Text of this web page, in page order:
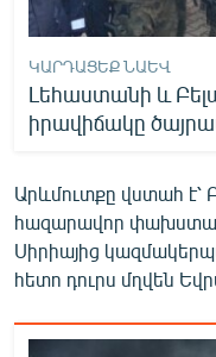
«Ազատության»
ԿԱՐԴԱՑԵՔ ՆԱԵՎ
Լեհաստանի և
իրավիճակը
Արևմուտքը վստահ է՝
հազարավոր
Սիրիայից
հետո դուրս մղվեն